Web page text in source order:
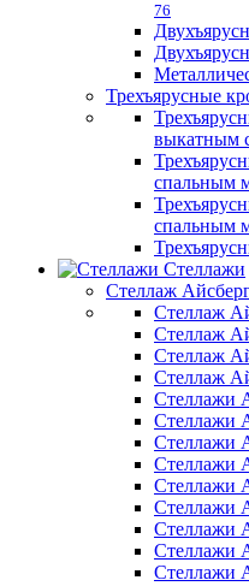
76
Трехъярусные
выкатным
спальным
спальным
Стеллажи
Стеллаж
Стеллаж
Стеллаж
Стеллаж
Стеллаж
Стеллажи
Стеллажи
Стеллажи
Стеллажи
Стеллажи
Стеллажи
Стеллажи
Стеллажи
Стеллажи